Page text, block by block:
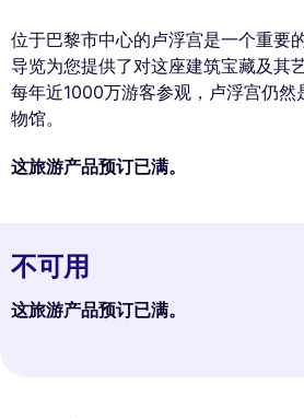
位于巴黎市中心的卢浮宫是一个重要
导览为您提供了对这座建筑宝藏及其
每年近1000万游客参观，卢浮宫仍然
物馆。
这旅游产品预订已满。
不可用
这旅游产品预订已满。